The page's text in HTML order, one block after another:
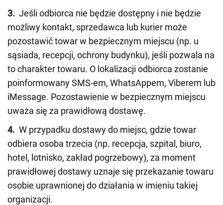
3. Jeśli odbiorca nie będzie dostępny i nie będzie
możliwy kontakt, sprzedawca lub kurier może
pozostawić towar w bezpiecznym miejscu (np. u
sąsiada, recepcji, ochrony budynku), jeśli pozwala na
to charakter towaru. O lokalizacji odbiorca zostanie
poinformowany SMS-em, WhatsAppem, Viberem lub
iMessage. Pozostawienie w bezpiecznym miejscu
uważa się za prawidłową dostawę.
4. W przypadku dostawy do miejsc, gdzie towar
odbiera osoba trzecia (np. recepcja, szpital, biuro,
hotel, lotnisko, zakład pogrzebowy), za moment
prawidłowej dostawy uznaje się przekazanie towaru
osobie uprawnionej do działania w imieniu takiej
organizacji.